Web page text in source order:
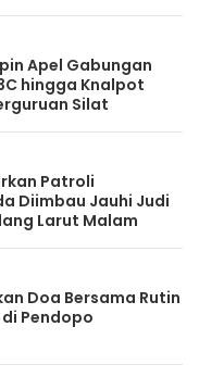
Apel Gabungan
hingga Knalpot
Silat
Patroli
Diimbau Jauhi Judi
Larut Malam
Doa Bersama Rutin
di Pendopo